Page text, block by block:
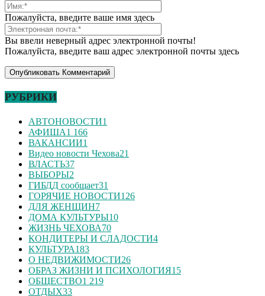
Пожалуйста, введите ваше имя здесь
Вы ввели неверный адрес электронной почты!
Пожалуйста, введите ваш адрес электронной почты здесь
РУБРИКИ
АВТОНОВОСТИ1
АФИША1 166
ВАКАНСИИ1
Видео новости Чехова21
ВЛАСТЬ37
ВЫБОРЫ2
ГИБДД сообщает31
ГОРЯЧИЕ НОВОСТИ126
ДЛЯ ЖЕНЩИН7
ДОМА КУЛЬТУРЫ10
ЖИЗНЬ ЧЕХОВА70
КОНДИТЕРЫ И СЛАДОСТИ4
КУЛЬТУРА183
О НЕДВИЖИМОСТИ26
ОБРАЗ ЖИЗНИ И ПСИХОЛОГИЯ15
ОБЩЕСТВО1 219
ОТДЫХ33